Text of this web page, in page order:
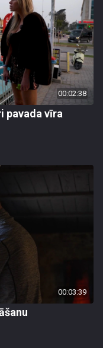
00:02:38
pavada vīra
00:03:39